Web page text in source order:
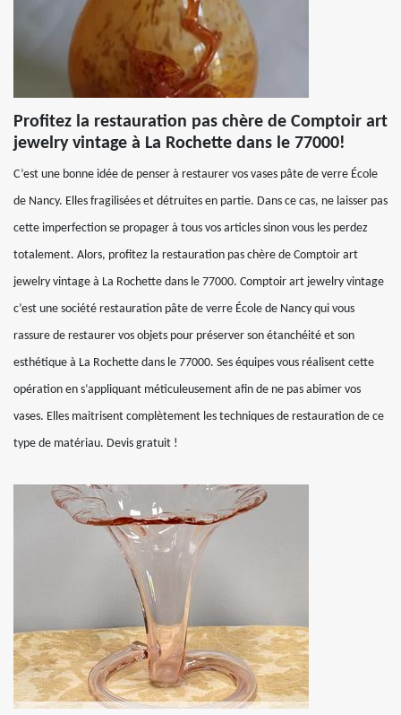
Profitez la restauration pas chère de Comptoir art
jewelry vintage à La Rochette dans le 77000!
C’est une bonne idée de penser à restaurer vos vases pâte de verre École
de Nancy. Elles fragilisées et détruites en partie. Dans ce cas, ne laisser pas
cette imperfection se propager à tous vos articles sinon vous les perdez
totalement. Alors, profitez la restauration pas chère de Comptoir art
jewelry vintage à La Rochette dans le 77000. Comptoir art jewelry vintage
c’est une société restauration pâte de verre École de Nancy qui vous
rassure de restaurer vos objets pour préserver son étanchéité et son
esthétique à La Rochette dans le 77000. Ses équipes vous réalisent cette
opération en s’appliquant méticuleusement afin de ne pas abimer vos
vases. Elles maitrisent complètement les techniques de restauration de ce
type de matériau. Devis gratuit !